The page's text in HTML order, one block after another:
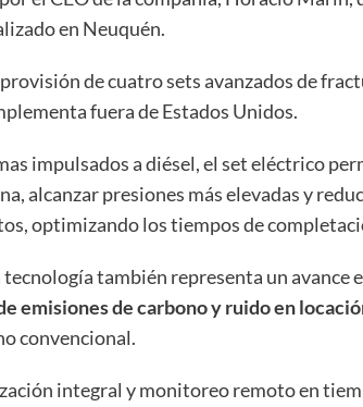
en Neuquén.
de cuatro sets avanzados de
fuera de Estados Unidos.
impulsados a diésel, el set eléctrico
alcanzar presiones más elevadas y
optimizando los tiempos de
también representa un avance
emisiones de carbono y ruido en
convencional.
integral y monitoreo remoto en